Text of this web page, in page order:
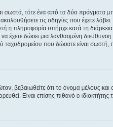
τότε ένα από τα δύο πράγματα
τις οδηγίες που έχετε
η πληροφορία υπήρχε κατά τη
έχετε δώσει μια λανθασμένη
που δώσατε είναι σωστή,
βεβαιωθείτε ότι το όνομα μέλους
Είναι επίσης πιθανό ο